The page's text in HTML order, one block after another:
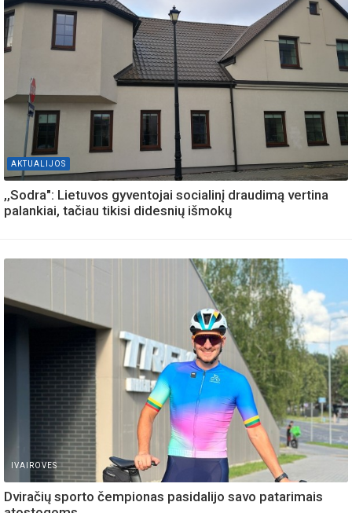
AKTUALIJOS
,,Sodra": Lietuvos gyventojai socialinį draudimą vertina
palankiai, tačiau tikisi didesnių išmokų
IVAIROVES
Dviračių sporto čempionas pasidalijo savo patarimais